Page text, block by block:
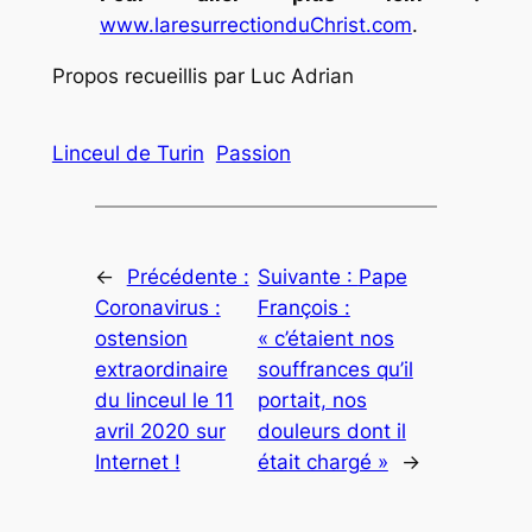
www.laresurrectionduChrist.com.
Propos recueillis par Luc Adrian
Linceul de Turin Passion
←
Précédente :
Coronavirus :
ostension
extraordinaire
du linceul le 11
avril 2020 sur
Internet !
Suivante : Pape
François :
« c’étaient nos
souffrances qu’il
portait, nos
douleurs dont il
était chargé »
→